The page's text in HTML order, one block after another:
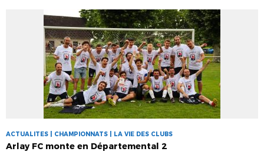
ACTUALITES | CHAMPIONNATS | LA VIE DES CLUBS
Arlay FC monte en Départemental 2